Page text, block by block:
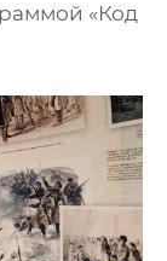
«Код